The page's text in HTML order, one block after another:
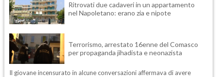
Ritrovati due cadaveri in un appartamento
nel Napoletano: erano zia e nipote
Terrorismo, arrestato 16enne del Comasco
per propaganda jihadista e neonazista
Il giovane incensurato in alcune conversazioni affermava di avere